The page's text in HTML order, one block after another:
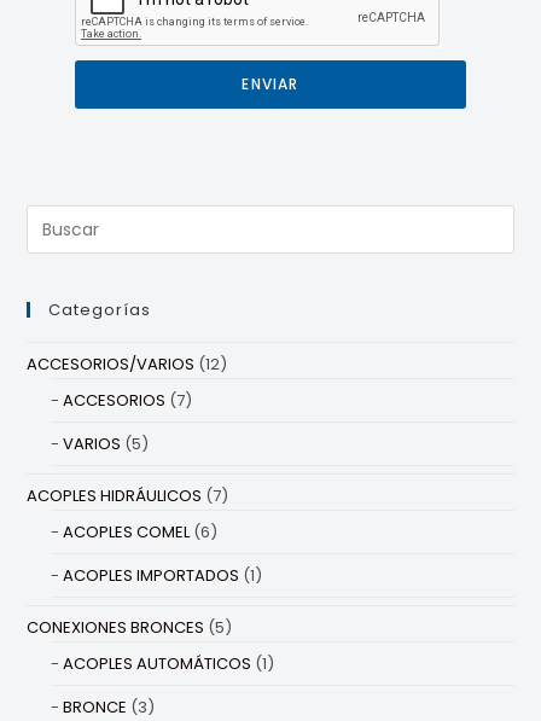
ENVIAR
Categorías
ACCESORIOS/VARIOS (12)
ACCESORIOS (7)
VARIOS (5)
ACOPLES HIDRÁULICOS (7)
ACOPLES COMEL(6)
ACOPLES IMPORTADOS (1)
CONEXIONES BRONCES (5)
ACOPLES AUTOMÁTICOS (1)
BRONCE (3)